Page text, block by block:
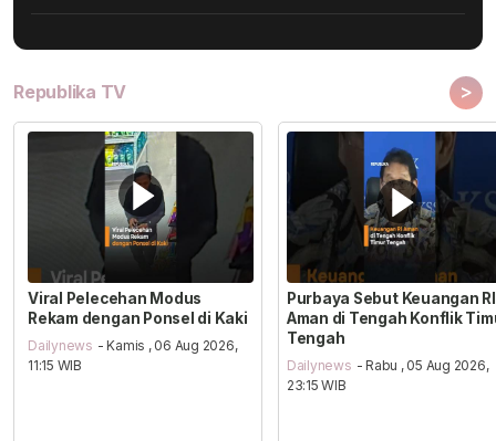
Republika TV >
Viral Pelecehan Modus
Rekam dengan Ponsel di Kaki
Dailynews - Kamis , 06 Aug 2026,
11:15 WIB
Purbaya Sebut Keuangan RI
Aman di Tengah Konflik
Tengah
Dailynews - Rabu , 05 Aug 2026,
23:15 WIB